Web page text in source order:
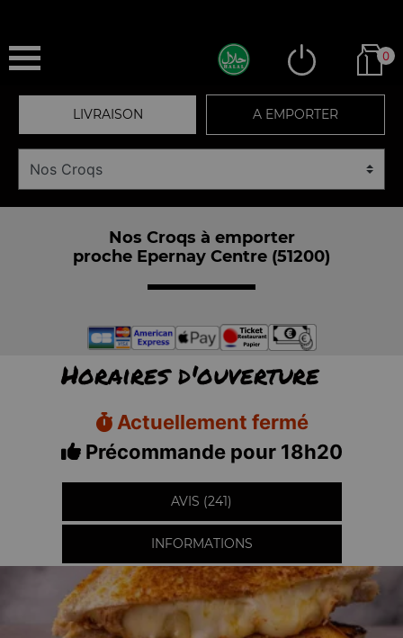
0
LIVRAISON A EMPORTER
Nos Croqs à emporter
proche Epernay Centre (51200)
Horaires d'ouverture
Actuellement fermé
Précommande pour 18h20
AVIS (241)
INFORMATIONS